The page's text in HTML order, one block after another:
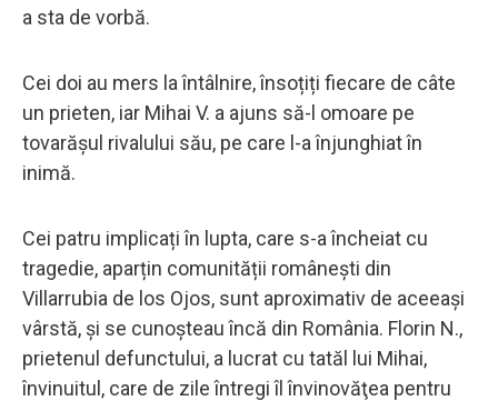
a sta de vorbă.
Cei doi au mers la întâlnire, însoțiți fiecare de câte
un prieten, iar Mihai V. a ajuns să-l omoare pe
tovarășul rivalului său, pe care l-a înjunghiat în
inimă.
Cei patru implicați în lupta, care s-a încheiat cu
tragedie, aparțin comunității românești din
Villarrubia de los Ojos, sunt aproximativ de aceeași
vârstă, și se cunoșteau încă din România. Florin N.,
prietenul defunctului, a lucrat cu tatăl lui Mihai,
învinuitul, care de zile întregi îl învinovăţea pentru